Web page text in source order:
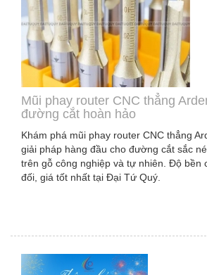
Mũi phay router CNC thẳng
đường cắt hoàn hảo
Khám phá mũi phay router CNC thẳng
giải pháp hàng đầu cho đường cắt sắc
trên gỗ công nghiệp và tự nhiên. Độ bền
đối, giá tốt nhất tại Đại Tứ Quý.